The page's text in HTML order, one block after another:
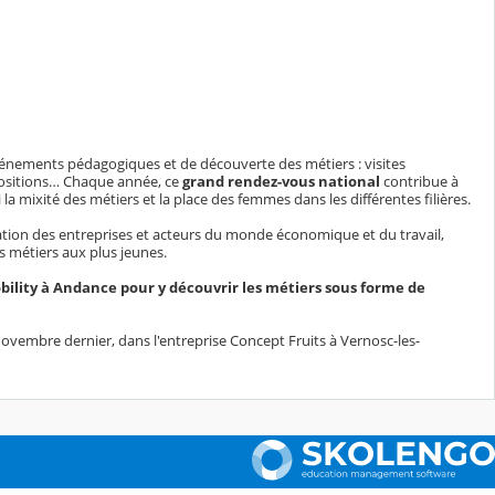
pédagogiques et de découverte des métiers : visites
Chaque année, cegrand rendez-vous national contribue à
mixité des métiers et la place des femmes dans les différentes filières.
des entreprises et acteurs du monde économique et du travail,
métiers aux plus jeunes.
à Andance pour y découvrir les métiers sous forme de
dernier, dans l'entreprise Concept Fruits à Vernosc-les-